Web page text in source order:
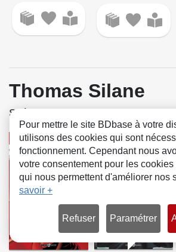
Thomas Silane
Scénario
BD BD
Pour mettre le site BDbase à votre
utilisons des cookies qui sont
fonctionnement. Cependant nous
votre consentement pour les
qui nous permettent d'améliorer nos
savoir +
Refuser Paramétrer